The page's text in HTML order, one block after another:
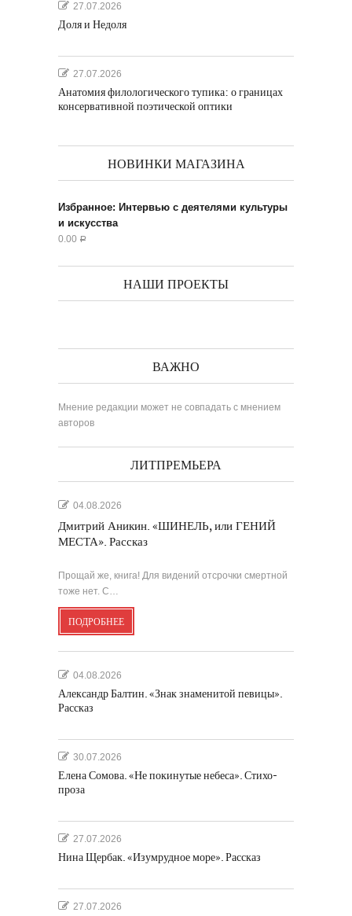
27.07.2026
Доля и Недоля
27.07.2026
Анатомия филологического тупика: о границах
консервативной поэтической оптики
НОВИНКИ МАГАЗИНА
Избранное: Интервью с деятелями культуры
и искусства
0.00 Р
НАШИ ПРОЕКТЫ
ВАЖНО
Мнение редакции может не совпадать с мнением
авторов
ЛИТПРЕМЬЕРА
04.08.2026
Дмитрий Аникин. «ШИНЕЛЬ, или ГЕНИЙ
МЕСТА». Рассказ
Прощай же, книга! Для видений отсрочки смертной
тоже нет. С…
ПОДРОБНЕЕ
04.08.2026
Александр Балтин. «Знак знаменитой певицы».
Рассказ
30.07.2026
Елена Сомова. «Не покинутые небеса». Стихо-
проза
27.07.2026
Нина Щербак. «Изумрудное море». Рассказ
27.07.2026